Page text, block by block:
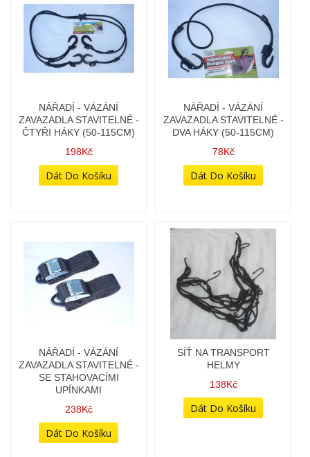
NÁŘADÍ - VÁZÁNÍ
ZAVAZADLA STAVITELNÉ -
ČTYŘI HÁKY (50-115CM)
198Kč
NÁŘADÍ - VÁZÁNÍ
ZAVAZADLA STAVITELNÉ -
DVA HÁKY (50-115CM)
78Kč
NÁŘADÍ - VÁZÁNÍ
ZAVAZADLA STAVITELNÉ -
SE STAHOVACÍMI
UPÍNKAMI
238Kč
SÍŤ NA TRANSPORT
HELMY
138Kč